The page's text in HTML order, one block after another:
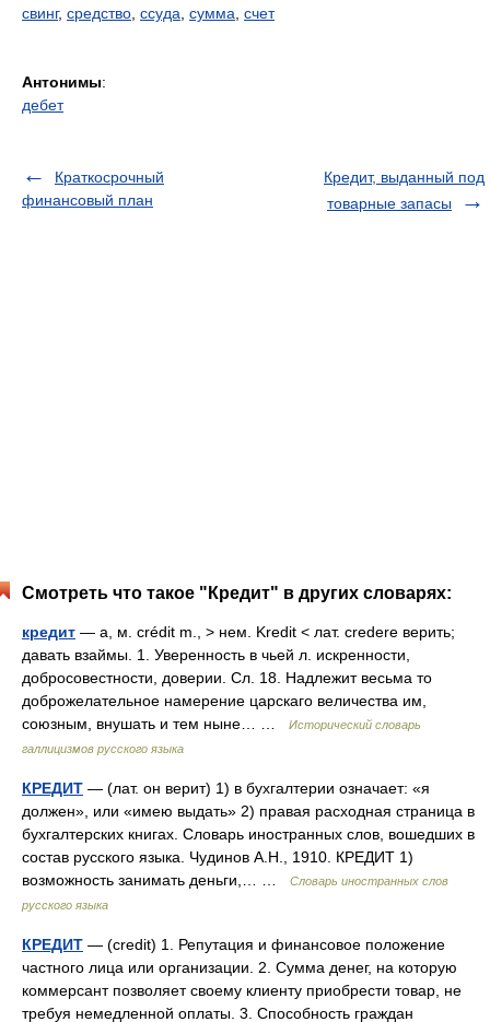
свинг, средство ссуда сумма счет
Антонимы:
дебет
Краткосрочный
финансовый план
Кредит, выданный под
товарные запасы
Смотреть что такое "Кредит" в других словарях:
кредит — а, м. crédit m., > нем. Kredit < лат. credere верить;
давать взаймы. 1. Уверенность в чьей л. искренности,
добросовестности, доверии. Сл. 18. Надлежит весьма то
доброжелательное намерение царскаго величества им,
союзным, внушать и тем ныне… …
Исторический словарь
галлицизмов русского языка
КРЕДИТ — (лат. он верит) 1) в бухгалтерии означает: «я
должен», или «имею выдать» 2) правая расходная страница в
бухгалтерских книгах. Словарь иностранных слов, вошедших в
состав русского языка. Чудинов А.Н., 1910. КРЕДИТ 1)
возможность занимать деньги,… …
Словарь иностранных слов
русского языка
КРЕДИТ — (credit) 1. Репутация и финансовое положение
частного лица или организации. 2. Сумма денег, на которую
коммерсант позволяет своему клиенту приобрести товар, не
требуя немедленной оплаты. 3. Способность граждан